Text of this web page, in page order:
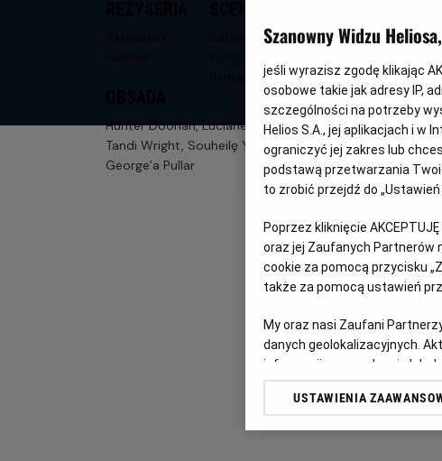
Sébastien
Hunter Doohan, Luciane Buchanan,
Tandi Wright, Souheilę Yacoub,
George’a Pullar
Szanowny Widzu Heliosa,
jeśli wyrazisz zgodę klikając
osobowe takie jak adresy IP,
szczególności na potrzeby
Helios S.A., jej aplikacjach i w
ograniczyć jej zakres lub
podstawą przetwarzania
to zrobić przejdź do
Poprzez kliknięcie
oraz jej Zaufanych Partnerów
cookie za pomocą przycisku
także za pomocą ustawień
My oraz nasi Zaufani
danych geolokalizacyjnych.
informacji na urządzeniu lub
odbiorców i ulepszanie usług.
USTAWIENIA